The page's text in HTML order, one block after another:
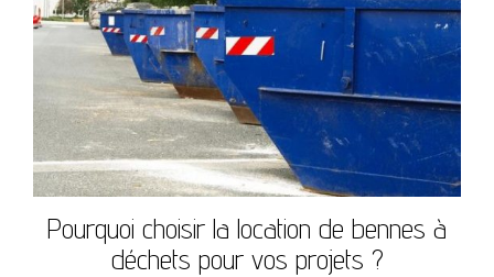
Pourquoi choisir la location de bennes à
déchets pour vos projets ?